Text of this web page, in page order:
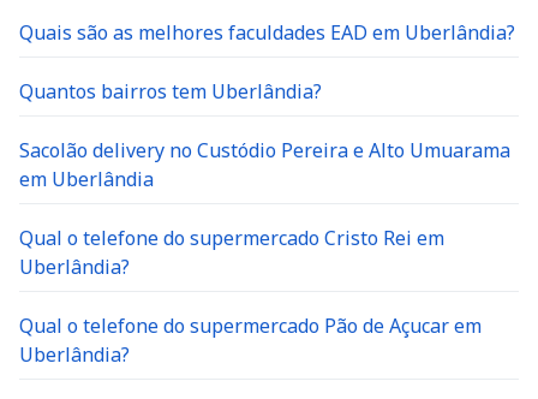
Quais são as melhores faculdades EAD em Uberlândia?
Quantos bairros tem Uberlândia?
Sacolão delivery no Custódio Pereira e Alto Umuarama
em Uberlândia
Qual o telefone do supermercado Cristo Rei em
Uberlândia?
Qual o telefone do supermercado Pão de Açucar em
Uberlândia?